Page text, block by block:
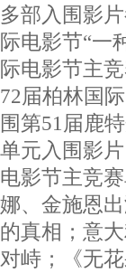
多部入围影
际电影节“一
际电影节主
72届柏林国
围第51届鹿
单元入围影
电影节主竞
娜、金施恩
的真相；意
对峙；《无